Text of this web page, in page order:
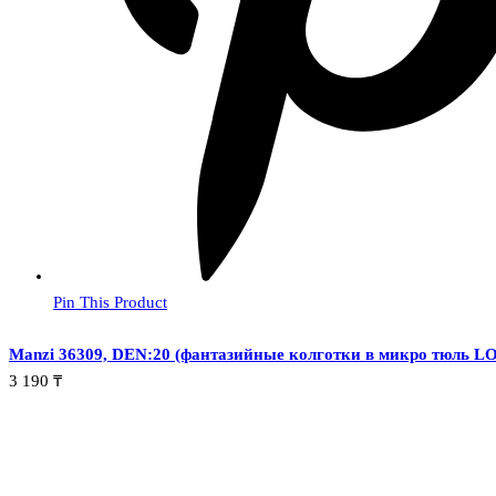
Pin This Product
Manzi 36309, DEN:20 (фантазийные колготки в микро тюль
3 190 ₸